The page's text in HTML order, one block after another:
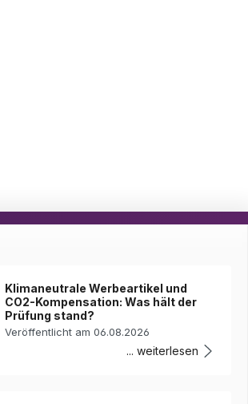
Klimaneutrale Werbeartikel und
CO2-Kompensation: Was hält der
Prüfung stand?
Veröffentlicht am 06.08.2026
... weiterlesen